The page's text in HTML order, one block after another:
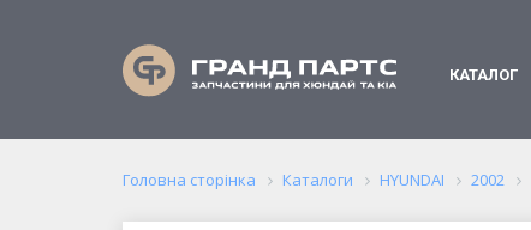
КАТАЛОГ
Головна сторінка Каталоги HYUNDAI 2002